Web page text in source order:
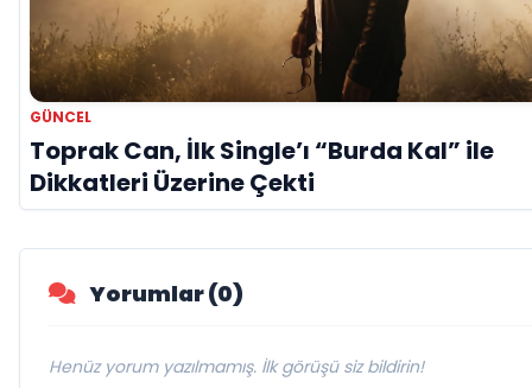
GÜNCEL
Toprak Can, İlk Single’ı “Burda Kal” ile
Dikkatleri Üzerine Çekti
Yorumlar (0)
Henüz yorum yazılmamış. İlk görüşü siz bildirin!